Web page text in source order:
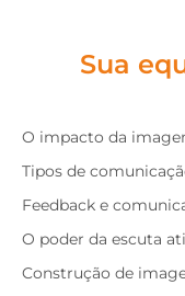
Sua
O impacto da
Tipos de
Feedback e
O poder da escuta
Construção de